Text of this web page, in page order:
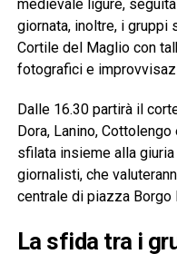
medievale ligure,
giornata, inoltre, i gruppi
Cortile del Maglio con
fotografici e
Dalle 16.30 partirà il
Dora, Lanino,
sfilata insieme alla
giornalisti, che
centrale di piazza Borgo
La sfida tra i